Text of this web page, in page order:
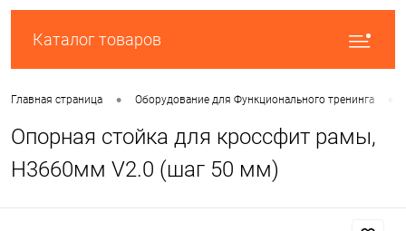
Каталог товаров
Главная страница • Оборудование для Функционального тренинга
Опорная стойка для кроссфит рамы,
Н3660мм V2.0 (шаг 50 мм)